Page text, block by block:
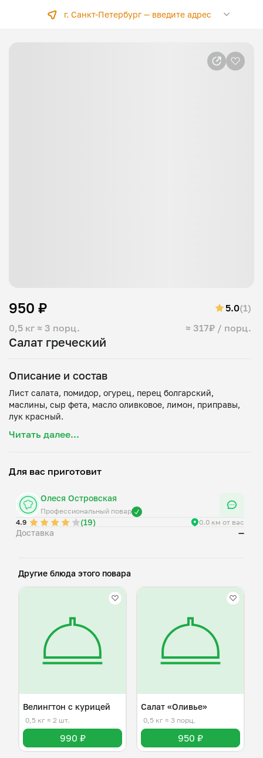
г. Санкт-Петербург —введите адрес
Салат греческий
0,5 кг ≈ 3 порц. ≈ 317₽ / порц.
950 ₽ 5.0(1)
Описание и состав
Лист салата, помидор, огурец, перец болгарский,
маслины, сыр фета, масло оливковое, лимон, приправы,
Читать далее...
Для вас приготовит
Олеся Островская
Профессиональный повар
4.9
(19) 0.0 км от вас
Доставка —
Другие блюда этого повара
Велингтон с курицей
0,5 кг ≈ 2 шт.
990 ₽
Салат «Оливье»
0,5 кг ≈ 3 порц.
950 ₽